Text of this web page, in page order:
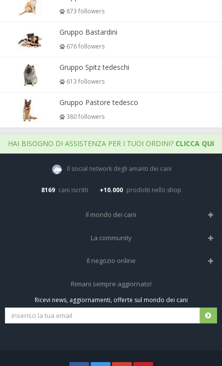
873 followers
Gruppo Bastardini
676 followers
Gruppo Spitz tedeschi
613 followers
Gruppo Pastore tedesco
380 followers
HAI BISOGNO DI ASSISTENZA PER I TUOI ORDINI? CLICCA QUI
Il social network degli amanti dei cani
8169 cani iscritti +10.000 prodotti nello shop
Il mondo dei cani
Tutte le razze
La community
Home
Tutti i cani iscritti
Il negozio online
Negozio per cani
Spedizioni e resi
Rimani sempre aggiornato!
Ricevi news, aggiornamenti, offerte sul mondo dei cani